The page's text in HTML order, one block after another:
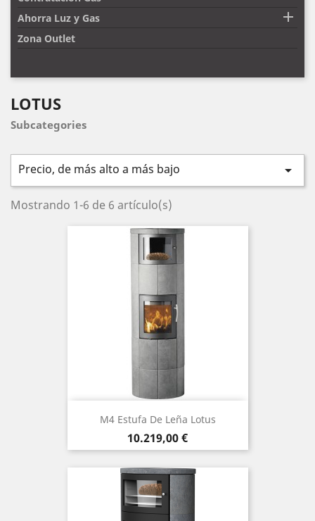
Ahorra Luz y Gas

Zona Outlet
LOTUS
Subcategories
Precio, de más alto a más bajo 
Mostrando 1-6 de 6 artículo(s)
M4 Estufa De Leña Lotus
Precio
10.219,00 €